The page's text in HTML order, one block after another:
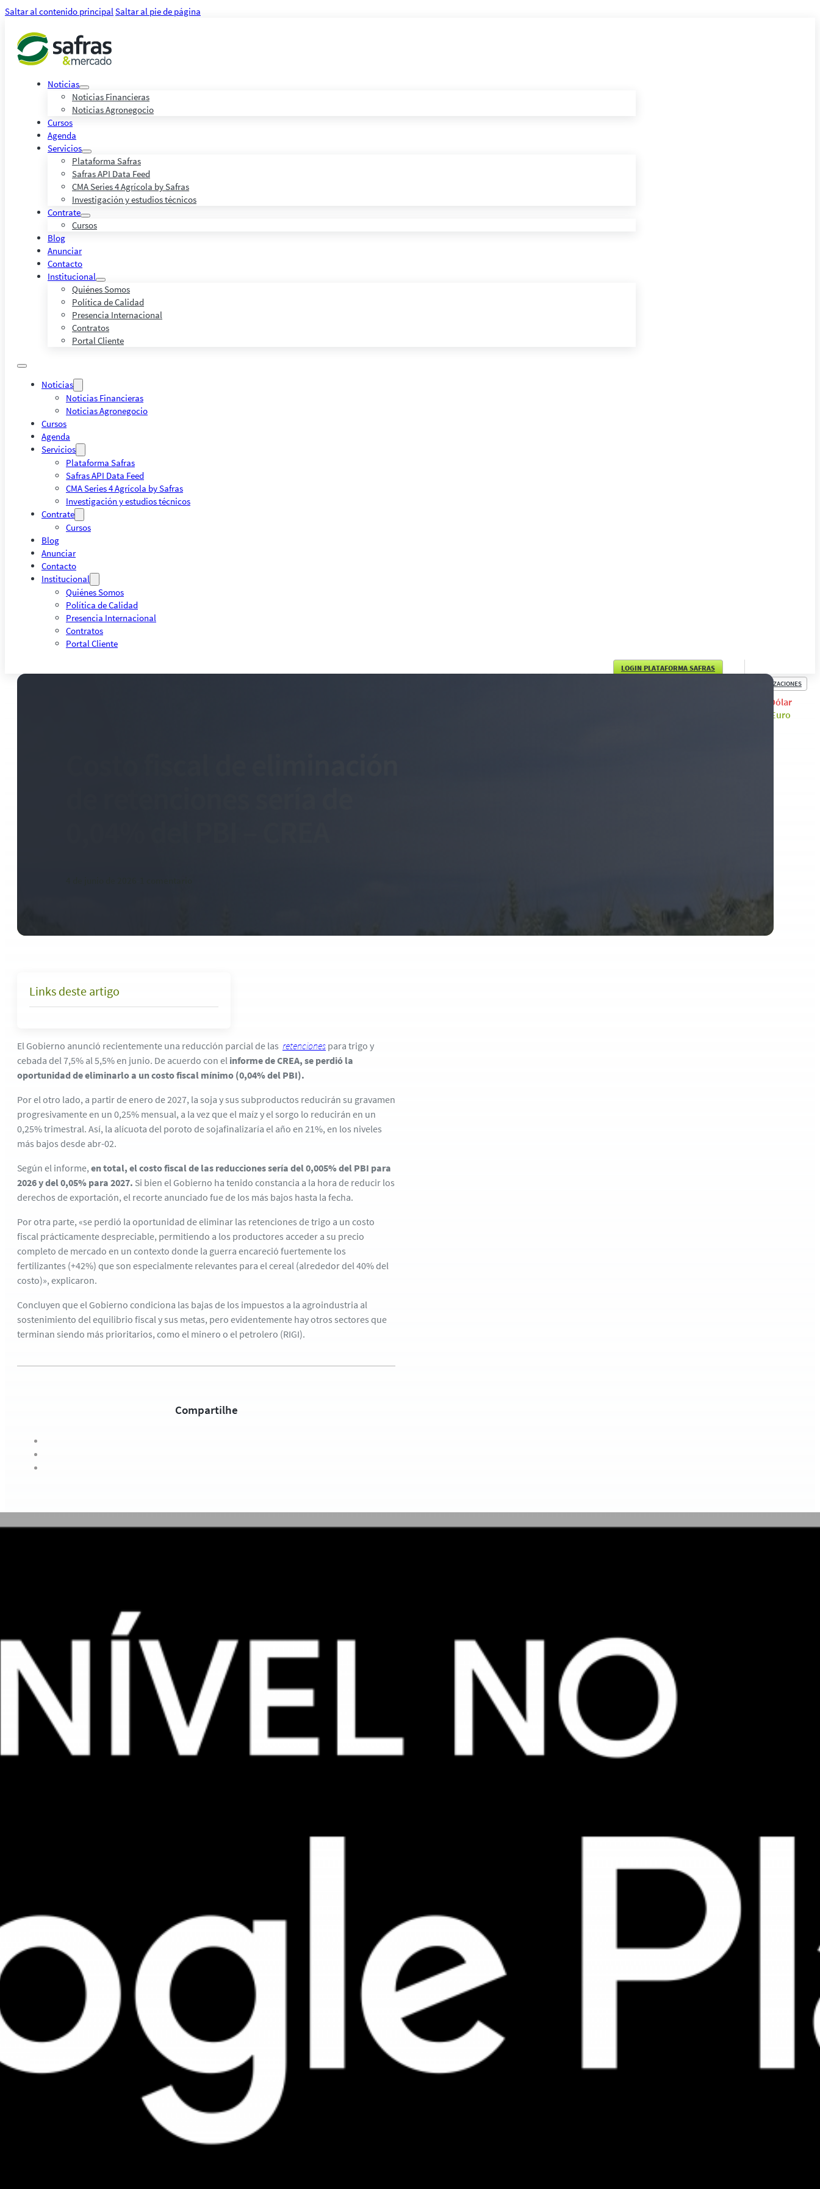
Saltar al contenido principalSaltar al pie de página
Noticias
Noticias Financieras
Noticias Agronegocio
Cursos
Agenda
Servicios
Plataforma Safras
Safras API Data Feed
CMA Series 4 Agrícola by Safras
Investigación y estudios técnicos
Contrate
Cursos
Blog
Anunciar
Contacto
Institucional
Quiénes Somos
Política de Calidad
Presencia Internacional
Contratos
Portal Cliente
Noticias
Noticias Financieras
Noticias Agronegocio
Cursos
Agenda
Servicios
Plataforma Safras
Safras API Data Feed
CMA Series 4 Agrícola by Safras
Investigación y estudios técnicos
Contrate
Cursos
Blog
Anunciar
Contacto
Institucional
Quiénes Somos
Política de Calidad
Presencia Internacional
Contratos
Portal Cliente
LOGIN PLATAFORMA SAFRAS
COTIZACIONES
Dólar
Euro
Links deste artigo
El Gobierno anunció recientemente una reducción parcial de las retenciones para trigo y
cebada del 7,5% al 5,5% en junio. De acuerdo con el informe de CREA, se perdió la
oportunidad de eliminarlo a un costo fiscal mínimo (0,04% del PBI).
Por el otro lado, a partir de enero de 2027, la soja y sus subproductos reducirán su gravamen
progresivamente en un 0,25% mensual, a la vez que el maíz y el sorgo lo reducirán en un
0,25% trimestral. Así, la alícuota del poroto de sojafinalizaría el año en 21%, en los niveles
más bajos desde abr-02.
Según el informe, en total, el costo fiscal de las reducciones sería del 0,005% del PBI para
2026 y del 0,05% para 2027. Si bien el Gobierno ha tenido constancia a la hora de reducir los
derechos de exportación, el recorte anunciado fue de los más bajos hasta la fecha.
Por otra parte, «se perdió la oportunidad de eliminar las retenciones de trigo a un costo
fiscal prácticamente despreciable, permitiendo a los productores acceder a su precio
completo de mercado en un contexto donde la guerra encareció fuertemente los
fertilizantes (+42%) que son especialmente relevantes para el cereal (alrededor del 40% del
costo)», explicaron.
Concluyen que el Gobierno condiciona las bajas de los impuestos a la agroindustria al
sostenimiento del equilibrio fiscal y sus metas, pero evidentemente hay otros sectores que
terminan siendo más prioritarios, como el minero o el petrolero (RIGI).
Compartilhe